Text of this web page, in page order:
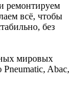
ремонтируем
всё, чтобы
без
мировых
Abac,